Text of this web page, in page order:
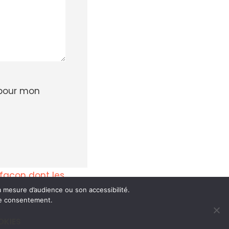
mon
dont les
d’audience ou son accessibilité.
consentement.